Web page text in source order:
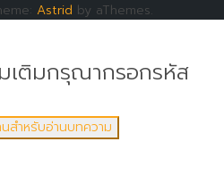
Astrid by aThemes.
เติมกรุณากรอกรหัส